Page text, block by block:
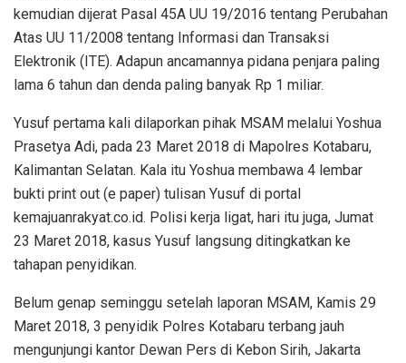
kemudian dijerat Pasal 45A UU 19/2016 tentang Perubahan
Atas UU 11/2008 tentang Informasi dan Transaksi
Elektronik (ITE). Adapun ancamannya pidana penjara paling
lama 6 tahun dan denda paling banyak Rp 1 miliar.
Yusuf pertama kali dilaporkan pihak MSAM melalui Yoshua
Prasetya Adi, pada 23 Maret 2018 di Mapolres Kotabaru,
Kalimantan Selatan. Kala itu Yoshua membawa 4 lembar
bukti print out (e paper) tulisan Yusuf di portal
kemajuanrakyat.co.id. Polisi kerja ligat, hari itu juga, Jumat
23 Maret 2018, kasus Yusuf langsung ditingkatkan ke
tahapan penyidikan.
Belum genap seminggu setelah laporan MSAM, Kamis 29
Maret 2018, 3 penyidik Polres Kotabaru terbang jauh
mengunjungi kantor Dewan Pers di Kebon Sirih, Jakarta